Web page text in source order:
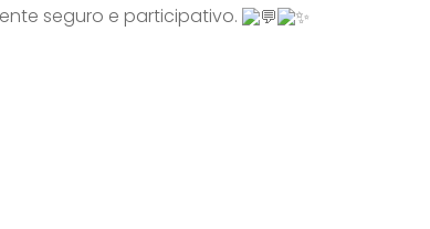
seguro e participativo.